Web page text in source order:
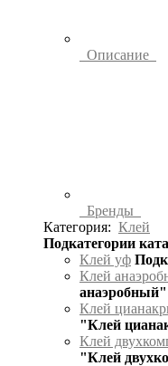
Описание
Бренды
Категория: Клей
Подкатегории
Клей уф
Клей
анаэробный"
Клей
"Клей
Клей
"Клей